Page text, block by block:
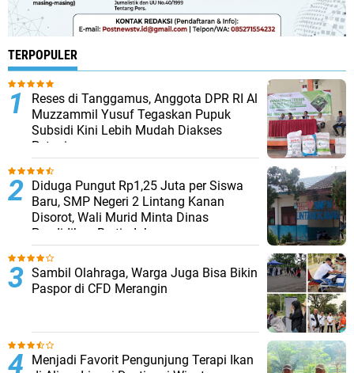
TERPOPULER
Reses di Tanggamus, Anggota DPR RI Al
Muzzammil Yusuf Tegaskan Pupuk
Subsidi Kini Lebih Mudah Diakses
Petani
Diduga Pungut Rp1,25 Juta per Siswa
Baru, SMP Negeri 2 Lintang Kanan
Disorot, Wali Murid Minta Dinas
Pendidikan Bertindak
Sambil Olahraga, Warga Juga Bisa Bikin
Paspor di CFD Merangin
Menjadi Favorit Pengunjung Terapi Ikan